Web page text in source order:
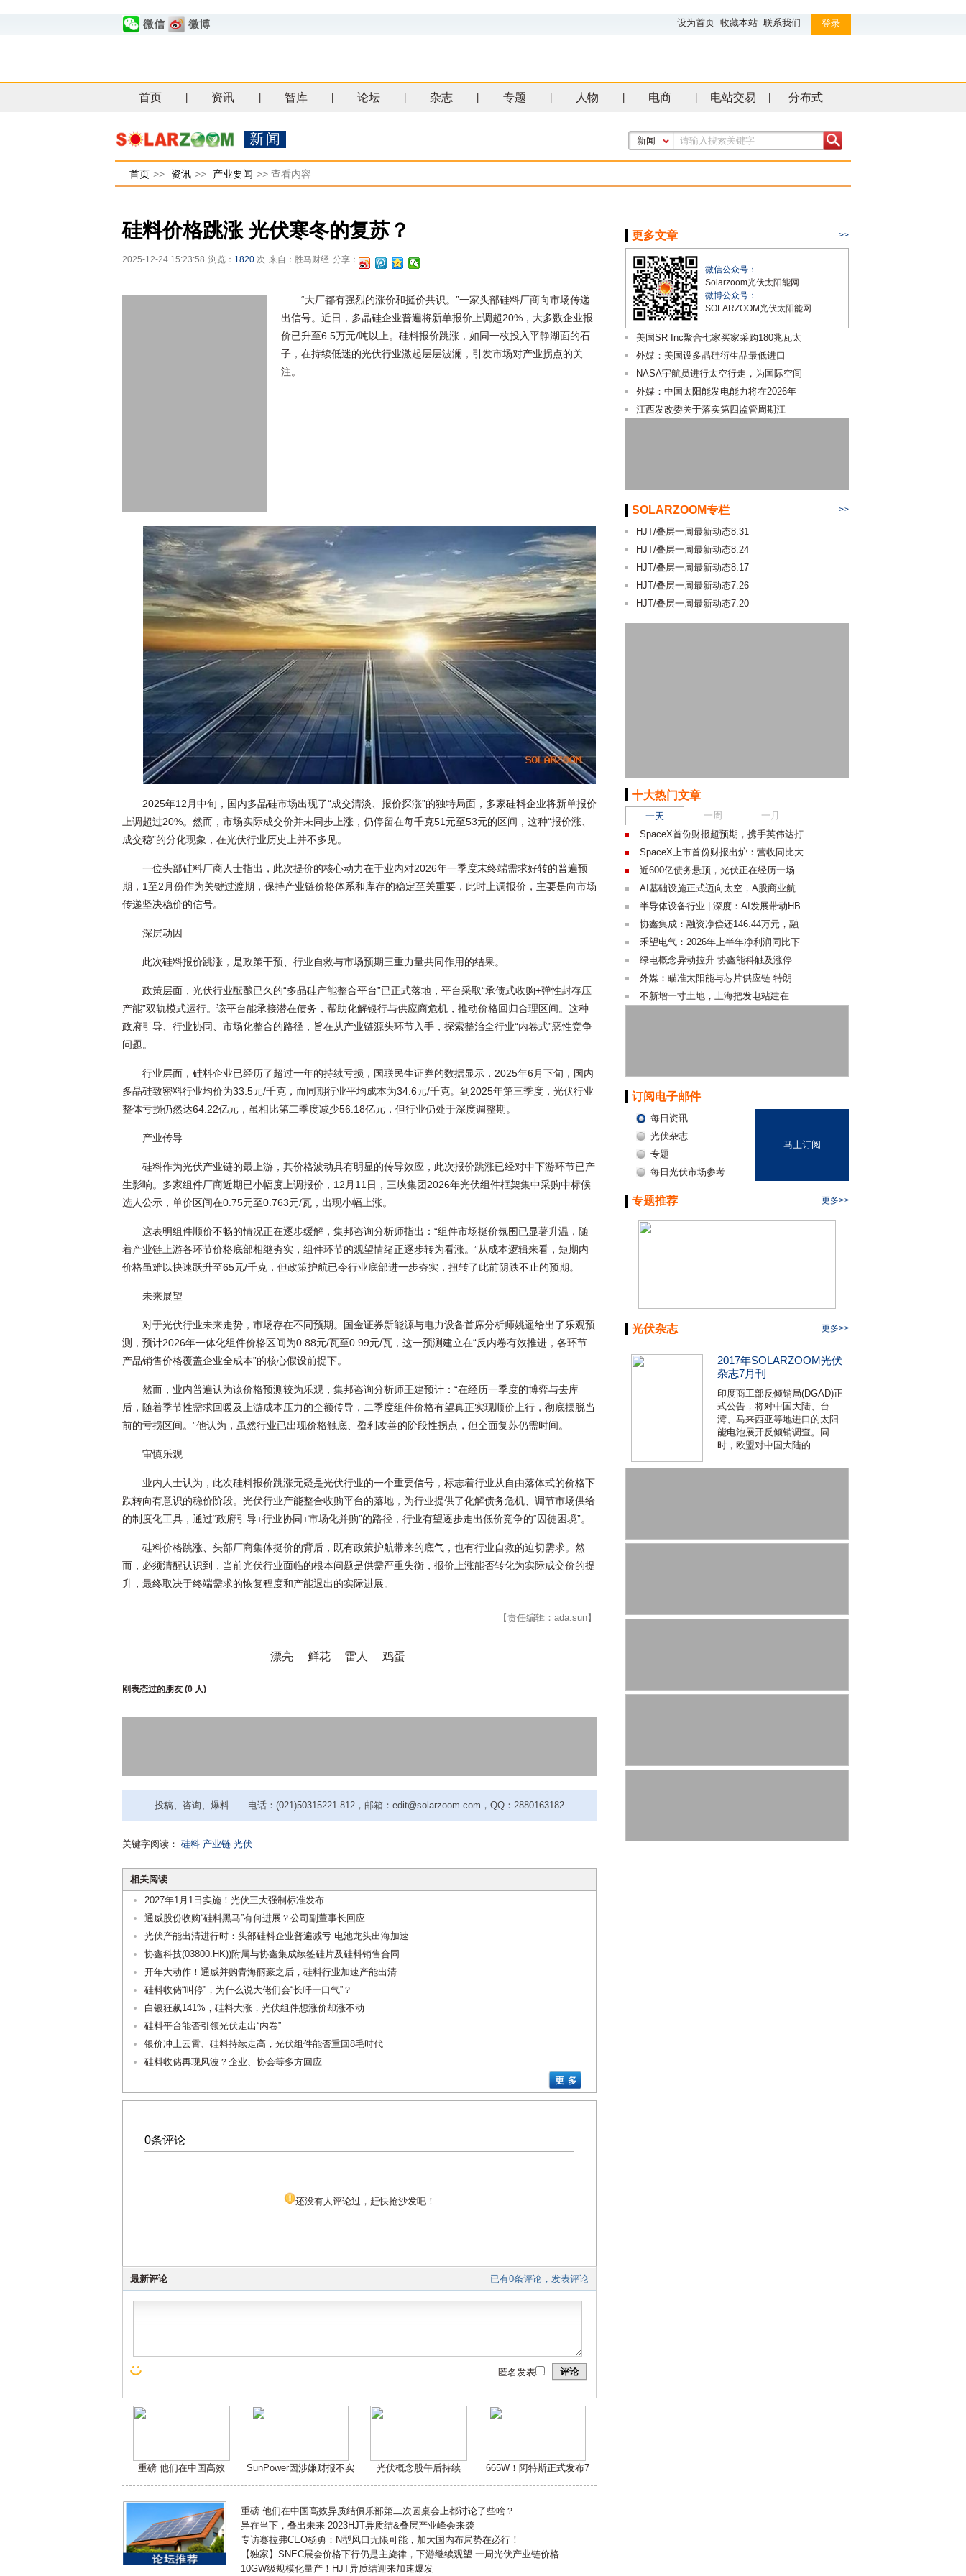
微信 微博 设为首页 收藏本站 联系我们 登录
首页 资讯 智库 论坛 杂志 专题 人物 电商 电站交易 分布式
新闻 新闻
首页 >> 资讯 >> 产业要闻 >> 查看内容
硅料价格跳涨 光伏寒冬的复苏？
2025-12-24 15:23:58 浏览： 1820 次 来自：胜马财经 分享：
“大厂都有强烈的涨价和挺价共识。”一家头部硅料厂商向市场传递
出信号。近日，多晶硅企业普遍将新单报价上调超20%，大多数企业报
价已升至6.5万元/吨以上。硅料报价跳涨，如同一枚投入平静湖面的石
子，在持续低迷的光伏行业激起层层波澜，引发市场对产业拐点的关
注。
2025年12月中旬，国内多晶硅市场出现了“成交清淡、报价探涨”的独特局面，多家硅料企业将新单报价
上调超过20%。然而，市场实际成交价并未同步上涨，仍停留在每千克51元至53元的区间，这种“报价涨、
成交稳”的分化现象，在光伏行业历史上并不多见。
一位头部硅料厂商人士指出，此次提价的核心动力在于业内对2026年一季度末终端需求好转的普遍预
期，1至2月份作为关键过渡期，保持产业链价格体系和库存的稳定至关重要，此时上调报价，主要是向市场
传递坚决稳价的信号。
深层动因
此次硅料报价跳涨，是政策干预、行业自救与市场预期三重力量共同作用的结果。
政策层面，光伏行业酝酿已久的“多晶硅产能整合平台”已正式落地，平台采取“承债式收购+弹性封存压
产能”双轨模式运行。该平台能承接潜在债务，帮助化解银行与供应商危机，推动价格回归合理区间。这种
政府引导、行业协同、市场化整合的路径，旨在从产业链源头环节入手，探索整治全行业“内卷式”恶性竞争
问题。
行业层面，硅料企业已经历了超过一年的持续亏损，国联民生证券的数据显示，2025年6月下旬，国内
多晶硅致密料行业均价为33.5元/千克，而同期行业平均成本为34.6元/千克。到2025年第三季度，光伏行业
整体亏损仍然达64.22亿元，虽相比第二季度减少56.18亿元，但行业仍处于深度调整期。
产业传导
硅料作为光伏产业链的最上游，其价格波动具有明显的传导效应，此次报价跳涨已经对中下游环节已产
生影响。多家组件厂商近期已小幅度上调报价，12月11日，三峡集团2026年光伏组件框架集中采购中标候
选人公示，单价区间在0.75元至0.763元/瓦，出现小幅上涨。
这表明组件顺价不畅的情况正在逐步缓解，集邦咨询分析师指出：“组件市场挺价氛围已显著升温，随
着产业链上游各环节价格底部相继夯实，组件环节的观望情绪正逐步转为看涨。”从成本逻辑来看，短期内
价格虽难以快速跃升至65元/千克，但政策护航已令行业底部进一步夯实，扭转了此前阴跌不止的预期。
未来展望
对于光伏行业未来走势，市场存在不同预期。国金证券新能源与电力设备首席分析师姚遥给出了乐观预
测，预计2026年一体化组件价格区间为0.88元/瓦至0.99元/瓦，这一预测建立在“反内卷有效推进，各环节
产品销售价格覆盖企业全成本”的核心假设前提下。
然而，业内普遍认为该价格预测较为乐观，集邦咨询分析师王建预计：“在经历一季度的博弈与去库
后，随着季节性需求回暖及上游成本压力的全额传导，二季度组件价格有望真正实现顺价上行，彻底摆脱当
前的亏损区间。”他认为，虽然行业已出现价格触底、盈利改善的阶段性拐点，但全面复苏仍需时间。
审慎乐观
业内人士认为，此次硅料报价跳涨无疑是光伏行业的一个重要信号，标志着行业从自由落体式的价格下
跌转向有意识的稳价阶段。光伏行业产能整合收购平台的落地，为行业提供了化解债务危机、调节市场供给
的制度化工具，通过“政府引导+行业协同+市场化并购”的路径，行业有望逐步走出低价竞争的“囚徒困境”。
硅料价格跳涨、头部厂商集体挺价的背后，既有政策护航带来的底气，也有行业自救的迫切需求。然
而，必须清醒认识到，当前光伏行业面临的根本问题是供需严重失衡，报价上涨能否转化为实际成交价的提
升，最终取决于终端需求的恢复程度和产能退出的实际进展。
【责任编辑：ada.sun】
漂亮 鲜花 雷人 鸡蛋
刚表态过的朋友 (0 人)
投稿、咨询、爆料——电话：(021)50315221-812，邮箱：edit@solarzoom.com，QQ：2880163182
关键字阅读： 硅料 产业链 光伏
相关阅读
2027年1月1日实施！光伏三大强制标准发布
通威股份收购“硅料黑马”有何进展？公司副董事长回应
光伏产能出清进行时：头部硅料企业普遍减亏 电池龙头出海加速
协鑫科技(03800.HK))附属与协鑫集成续签硅片及硅料销售合同
开年大动作！通威并购青海丽豪之后，硅料行业加速产能出清
硅料收储“叫停”，为什么说大佬们会“长吁一口气”？
白银狂飙141%，硅料大涨，光伏组件想涨价却涨不动
硅料平台能否引领光伏走出“内卷”
银价冲上云霄、硅料持续走高，光伏组件能否重回8毛时代
硅料收储再现风波？企业、协会等多方回应
0条评论
还没有人评论过，赶快抢沙发吧！
已有0条评论，发表评论
最新评论
评论
匿名发表
重磅 他们在中国高效 SunPower因涉嫌财报不实 光伏概念股午后持续 665W！阿特斯正式发布7
重磅 他们在中国高效异质结俱乐部第二次圆桌会上都讨论了些啥？
异在当下，叠出未来 2023HJT异质结&叠层产业峰会来袭
专访赛拉弗CEO杨勇：N型风口无限可能，加大国内布局势在必行！
【独家】SNEC展会价格下行仍是主旋律，下游继续观望 一周光伏产业链价格
10GW级规模化量产！HJT异质结迎来加速爆发
更多文章 >>
微信公众号：
Solarzoom光伏太阳能网
微博公众号：
SOLARZOOM光伏太阳能网
美国SR Inc聚合七家买家采购180兆瓦太
外媒：美国设多晶硅衍生品最低进口
NASA宇航员进行太空行走，为国际空间
外媒：中国太阳能发电能力将在2026年
江西发改委关于落实第四监管周期江
SOLARZOOM专栏 >>
HJT/叠层一周最新动态8.31
HJT/叠层一周最新动态8.24
HJT/叠层一周最新动态8.17
HJT/叠层一周最新动态7.26
HJT/叠层一周最新动态7.20
十大热门文章
一天 一周
一月
SpaceX首份财报超预期，携手英伟达打
SpaceX上市首份财报出炉：营收同比大
近600亿债务悬顶，光伏正在经历一场
AI基础设施正式迈向太空，A股商业航
半导体设备行业 | 深度：AI发展带动HB
协鑫集成：融资净偿还146.44万元，融
禾望电气：2026年上半年净利润同比下
绿电概念异动拉升 协鑫能科触及涨停
外媒：瞄准太阳能与芯片供应链 特朗
不新增一寸土地，上海把发电站建在
订阅电子邮件
每日资讯
光伏杂志
专题
每日光伏市场参考
马上订阅
专题推荐 更多>>
光伏杂志 更多>>
2017年SOLARZOOM光伏
杂志7月刊
印度商工部反倾销局(DGAD)正
式公告，将对中国大陆、台
湾、马来西亚等地进口的太阳
能电池展开反倾销调查。同
时，欧盟对中国大陆的